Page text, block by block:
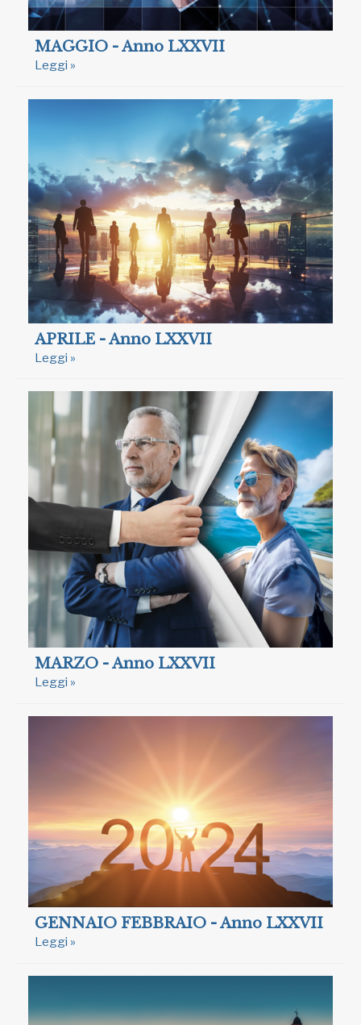
MAGGIO - Anno LXXVII
Leggi »
APRILE - Anno LXXVII
Leggi »
MARZO - Anno LXXVII
Leggi »
GENNAIO FEBBRAIO - Anno LXXVII
Leggi »